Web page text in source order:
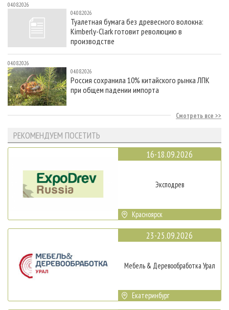
04.08.2026
04.08.2026
Туалетная бумага без древесного волокна:
Kimberly-Clark готовит революцию в
производстве
04.08.2026
04.08.2026
Россия сохранила 10% китайского рынка ЛПК
при общем падении импорта
Смотреть все
РЕКОМЕНДУЕМ ПОСЕТИТЬ
16-18.09.2026
Эксподрев
Красноярск
23-25.09.2026
Мебель & Деревообработка Урал
Екатеринбург